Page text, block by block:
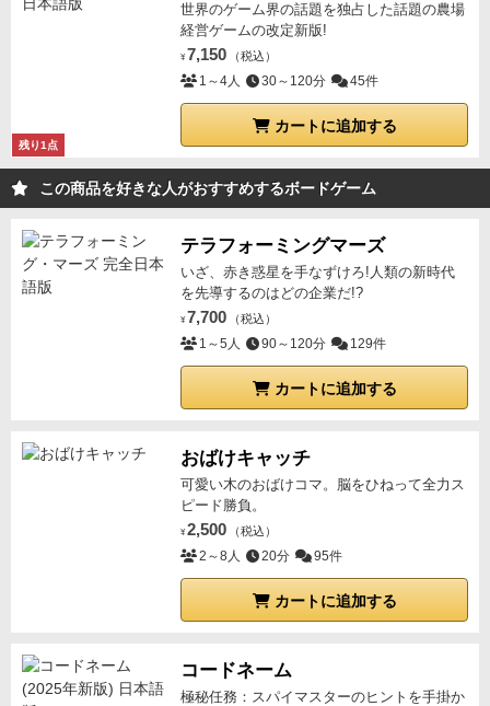
残り1点
世界のゲーム界の話題を独占した話題の農場
経営ゲームの改定新版!
¥ 7,150 （税込）
1～4人 30～120分 45件
カートに追加する
この商品を好きな人がおすすめするボードゲーム
テラフォーミングマーズ
いざ、赤き惑星を手なずけろ!人類の新時代
を先導するのはどの企業だ!?
¥ 7,700 （税込）
1～5人 90～120分 129件
カートに追加する
おばけキャッチ
可愛い木のおばけコマ。脳をひねって全力ス
ピード勝負。
¥ 2,500 （税込）
2～8人 20分 95件
カートに追加する
コードネーム
極秘任務：スパイマスターのヒントを手掛か